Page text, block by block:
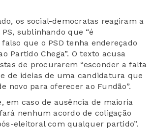
os social-democratas reagiram a
sublinhando que “é
que o PSD tenha endereçado
Partido Chega”. O texto acusa
de procurarem “esconder a falta
de ideias de uma candidatura que
novo para oferecer ao Fundão”.
em caso de ausência de maioria
nenhum acordo de coligação
eleitoral com qualquer partido”.